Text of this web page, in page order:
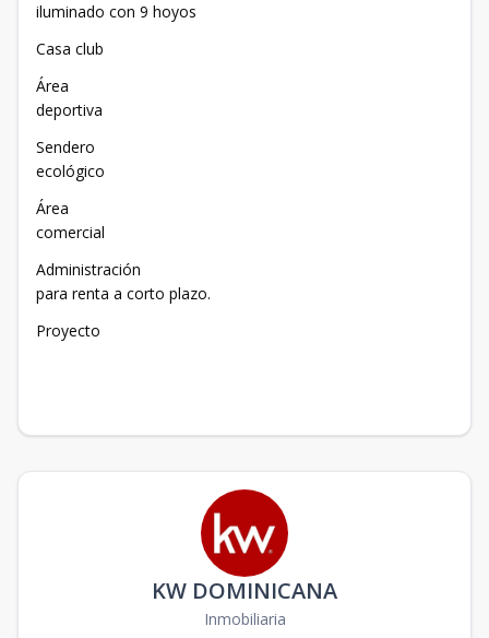
iluminado con 9 hoyos
Casa club
Área
deportiva
Sendero
ecológico
Área
comercial
Administración
para renta a corto plazo.
Proyecto
KW DOMINICANA
Inmobiliaria